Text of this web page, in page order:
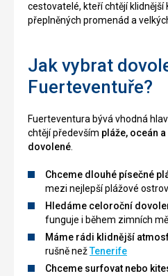
cestovatelé, kteří chtějí klidnější
přeplněných promenád a
Jak vybrat
Fuerteventuře?
Fuerteventura bývá vhodná
chtějí především pláže, oceán
dovolené
Chceme dlouhé písečné
mezi nejlepší plážové
Hledáme celoroční
funguje i během zimních
Máme rádi klidnější
rušně nežTenerife
Chceme surfovat nebo